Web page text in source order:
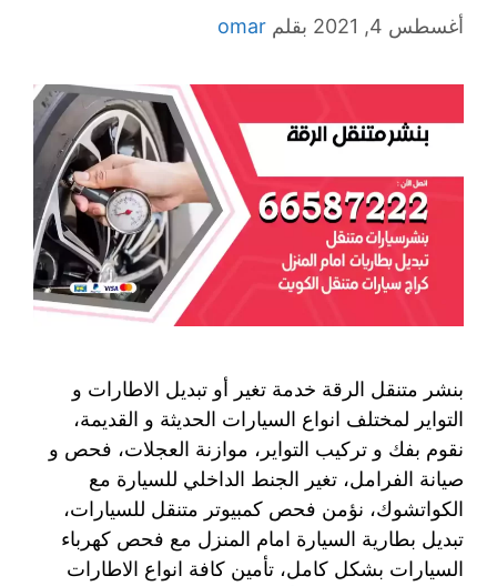
أغسطس 4, 2021 بقلم omar
بنشر متنقل الرقة خدمة تغير أو تبديل الاطارات و
التواير لمختلف انواع السيارات الحديثة و القديمة،
نقوم بفك و تركيب التواير، موازنة العجلات، فحص و
صيانة الفرامل، تغير الجنط الداخلي للسيارة مع
الكواتشوك، نؤمن فحص كمبيوتر متنقل للسيارات،
تبديل بطارية السيارة امام المنزل مع فحص كهرباء
السيارات بشكل كامل، تأمين كافة انواع الاطارات